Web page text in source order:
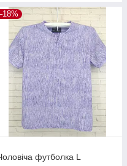
футболка L